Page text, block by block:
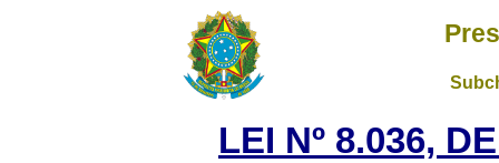
LEI Nº 8.036,